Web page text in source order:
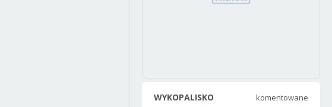
WYKOPALISKO komentowane